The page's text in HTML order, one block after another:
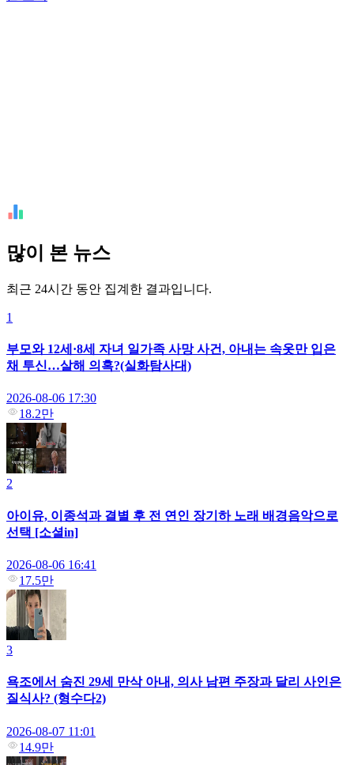
많이 본 뉴스
최근 24시간 동안 집계한 결과입니다.
1
부모와 12세·8세 자녀 일가족 사망 사건, 아내는 속옷만 입은
채 투신…살해 의혹?(실화탐사대)
2026-08-06 17:30
18.2만
2
아이유, 이종석과 결별 후 전 연인 장기하 노래 배경음악으로
선택 [소셜in]
2026-08-06 16:41
17.5만
3
욕조에서 숨진 29세 만삭 아내, 의사 남편 주장과 달리 사인은
질식사? (형수다2)
2026-08-07 11:01
14.9만